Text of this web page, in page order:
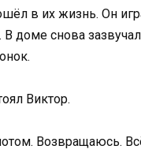
в их жизнь. Он
В доме снова
Виктор.
Возвращаюсь.